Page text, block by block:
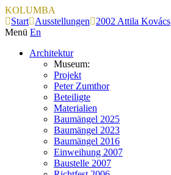
KOLUMBA
Start
Ausstellungen
2002 Attila Kovács
Menü En
Architektur
Museum:
Projekt
Peter Zumthor
Beteiligte
Materialien
Baumängel 2025
Baumängel 2023
Baumängel 2016
Einweihung 2007
Baustelle 2007